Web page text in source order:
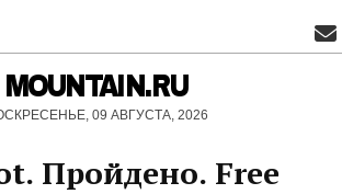
MOUNTAIN.RU
09 АВГУСТА, 2026
Пройдено. Free